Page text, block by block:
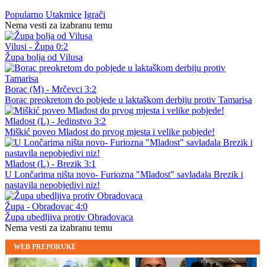
Popularno Utakmice Igrači
Nema vesti za izabranu temu
Vilusi - Župa 0:2
Župa bolja od Vilusa
Borac (M) - Mrčevci 3:2
Borac preokretom do pobjede u laktaškom derbiju protiv Tamarisa
Mladost (L) - Jedinstvo 3:2
Miškić poveo Mladost do prvog mjesta i velike pobjede!
Mladost (L) - Brezik 3:1
U Lončarima ništa novo- Furiozna "Mladost" savladala Brezik i
nastavila nepobjedivi niz!
Župa - Obradovac 4:0
Župa ubedljiva protiv Obradovaca
Nema vesti za izabranu temu
WEB PREPORUKE